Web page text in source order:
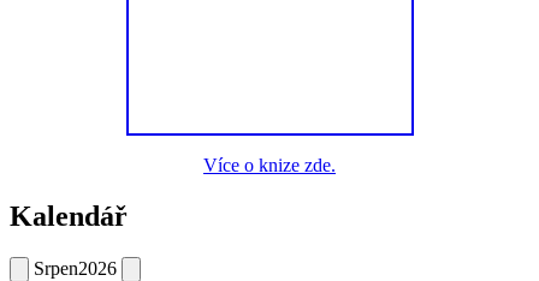
Více o knize zde.
Kalendář
Srpen2026